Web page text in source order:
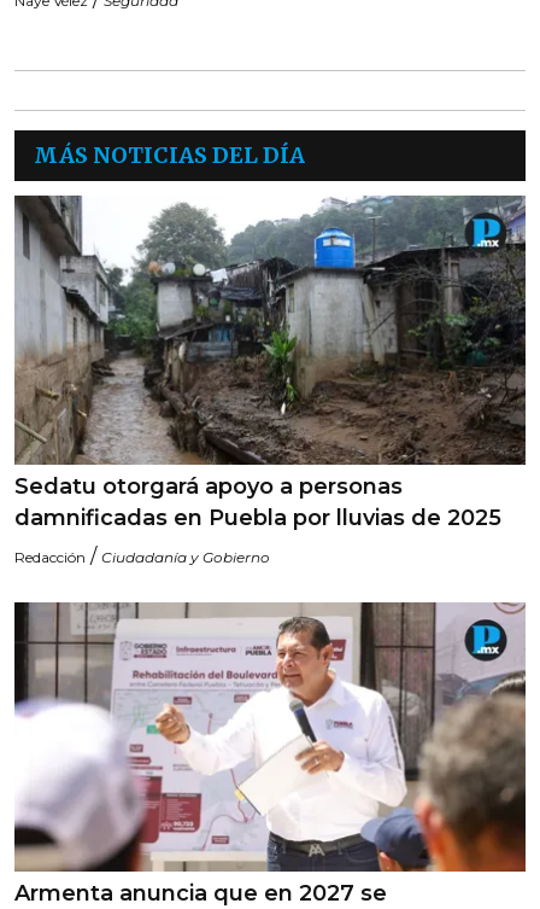
MÁS NOTICIAS DEL DÍA
Sedatu otorgará apoyo a personas
damnificadas en Puebla por lluvias de 2025
Redacción / Ciudadanía y Gobierno
Armenta anuncia que en 2027 se